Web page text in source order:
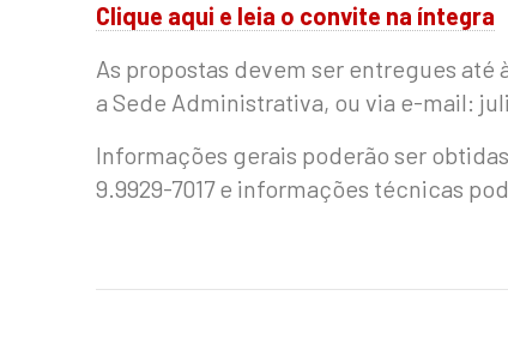
Clique aqui e leia o convite na íntegra
As propostas devem ser entregues até
a Sede Administrativa, ou via e-mail:
Informações gerais poderão ser
9.9929-7017 e informações técnicas